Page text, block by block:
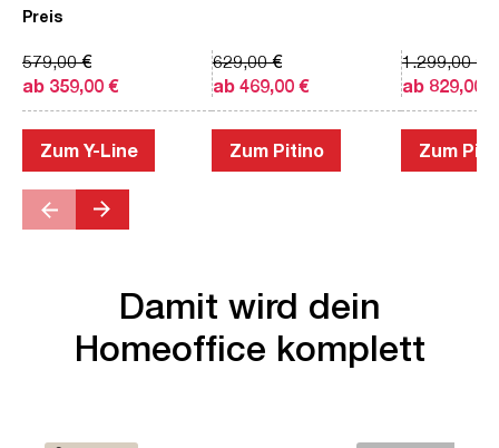
Preis
ab 359,00 €
579,00 €
Zum Y-Line
ab 469,00 €
629,00 €
Zum Pitino
ab 829,00 €
1.299,00 €
Zum
Damit wird dein
Homeoffice komplett